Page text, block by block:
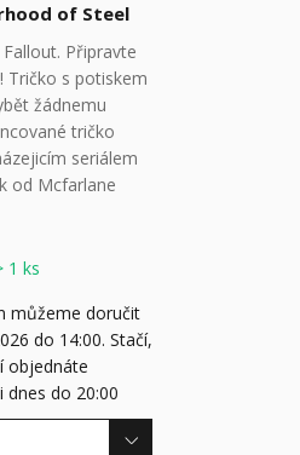
of Steel
Připravte
Tričko s potiskem
žádnemu
tričko
seriálem
od Mcfarlane
1 ks
můžeme doručit
do 14:00. Stačí,
objednáte
dnes do 20:00